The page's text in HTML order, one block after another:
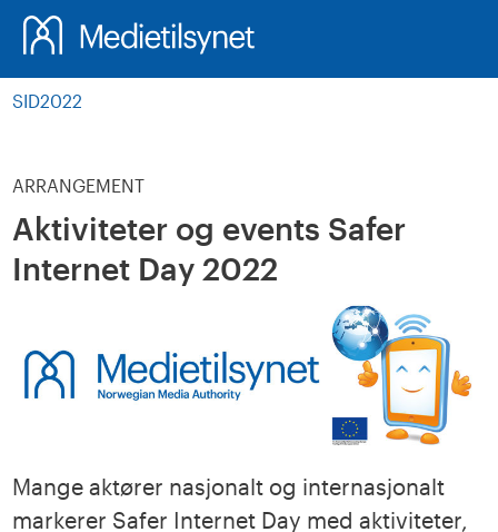
SID2022
ARRANGEMENT
Aktiviteter og events Safer
Internet Day 2022
Mange aktører nasjonalt og internasjonalt
markerer Safer Internet Day med aktiviteter,